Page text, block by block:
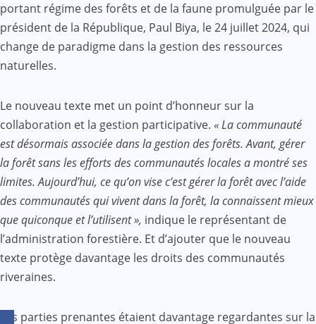
portant régime des forêts et de la faune promulguée par le
président de la République, Paul Biya, le 24 juillet 2024, qui
change de paradigme dans la gestion des ressources
naturelles.
Le nouveau texte met un point d’honneur sur la
collaboration et la gestion participative. « La communauté
est désormais associée dans la gestion des forêts. Avant, gérer
la forêt sans les efforts des communautés locales a montré ses
limites. Aujourd’hui, ce qu’on vise c’est gérer la forêt avec l’aide
des communautés qui vivent dans la forêt, la connaissent mieux
que quiconque et l’utilisent », indique le représentant de
l’administration forestière. Et d’ajouter que le nouveau
texte protège davantage les droits des communautés
riveraines.
Les parties prenantes étaient davantage regardantes sur la